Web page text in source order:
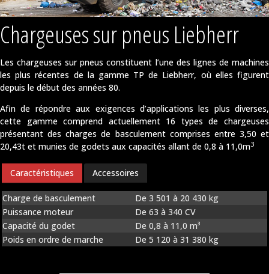
Chargeuses sur pneus Liebherr
Les chargeuses sur pneus constituent l’une des lignes de machines
les plus récentes de la gamme TP de Liebherr, où elles figurent
depuis le début des années 80.
Afin de répondre aux exigences d’applications les plus diverses,
cette gamme comprend actuellement 16 types de chargeuses
présentant des charges de basculement comprises entre 3,50 et
20,43t et munies de godets aux capacités allant de 0,8 à 11,0m3
Caractéristiques Accessoires
Charge de basculement
De 3 501 à 20 430 kg
Puissance moteur
De 63 à 340 CV
Capacité du godet
De 0,8 à 11,0 m³
Poids en ordre de marche
De 5 120 à 31 380 kg